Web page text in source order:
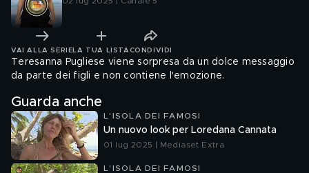
VAI ALLA SERIE LA TUA LISTA CONDIVIDI
Teresanna Pugliese viene sorpresa da un dolce messaggio
da parte dei figli e non contiene l'emozione.
Guarda anche
L'ISOLA DEI FAMOSI
Un nuovo look per Loredana Cannata
01 lug 2025 | Mediaset Extra
L'ISOLA DEI FAMOSI